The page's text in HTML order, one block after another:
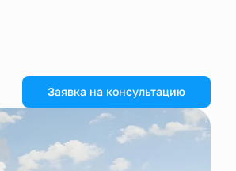
Заявка на консультацию